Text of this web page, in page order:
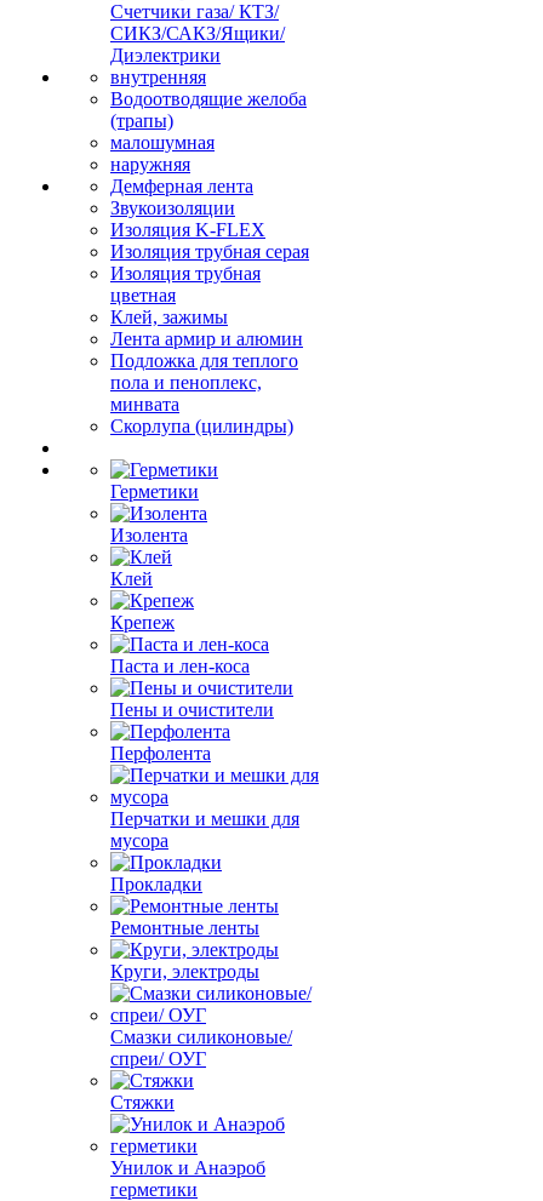
Счетчики газа/ КТЗ/
СИКЗ/САКЗ/Ящики/
Диэлектрики
внутренняя
Водоотводящие желоба
(трапы)
малошумная
наружняя
Демферная лента
Звукоизоляции
Изоляция K-FLEX
Изоляция трубная серая
Изоляция трубная
цветная
Клей, зажимы
Лента армир и алюмин
Подложка для теплого
пола и пеноплекс,
минвата
Скорлупа (цилиндры)
Герметики
Изолента
Клей
Крепеж
Паста и лен-коса
Пены и очистители
Перфолента
Перчатки и мешки для
мусора
Прокладки
Ремонтные ленты
Круги, электроды
Смазки силиконовые/
спреи/ ОУГ
Стяжки
Унилок и Анаэроб
герметики